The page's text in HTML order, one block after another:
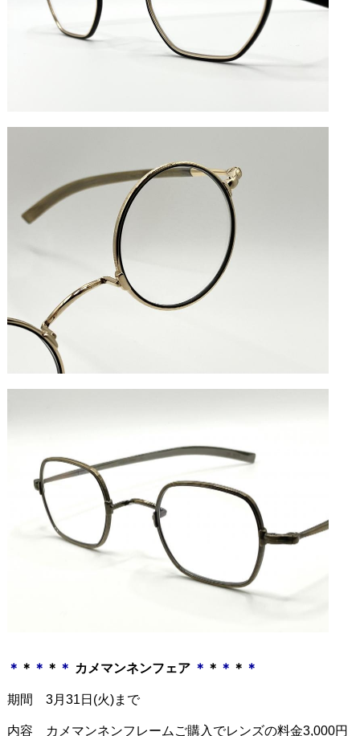
＊ ＊ ＊ ＊ ＊ カメマンネンフェア ＊ ＊ ＊ ＊ ＊
期間 3月31日(火)まで
内容 カメマンネンフレームご購入でレンズの料金3,000円